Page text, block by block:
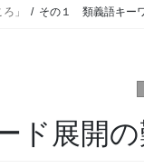
」 その１ 類義語キー
ド展開の